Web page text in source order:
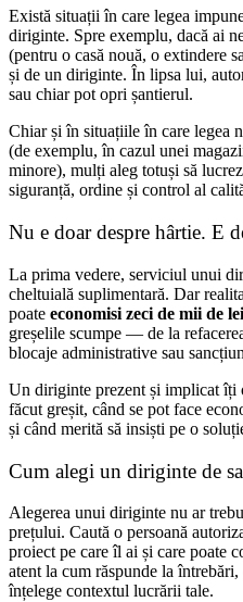
Există situații în care legea
diriginte. Spre exemplu, dacă ai
(pentru o casă nouă, o extindere
și de un diriginte. În lipsa lui,
sau chiar pot opri șantierul.
Chiar și în situațiile în care legea
(de exemplu, în cazul unei
minore), mulți aleg totuși să
siguranță, ordine și control al
Nu e doar despre hârtie. E
La prima vedere, serviciul unui
cheltuială suplimentară. Dar
poate economisi zeci de mii de lei
greșelile scumpe — de la
blocaje administrative sau
Un diriginte prezent și implicat îți
făcut greșit, când se pot face
și când merită să insiști pe o
Cum alegi un diriginte de
Alegerea unui diriginte nu ar
prețului. Caută o persoană
proiect pe care îl ai și care poate
atent la cum răspunde la
înțelege contextul lucrării tale.